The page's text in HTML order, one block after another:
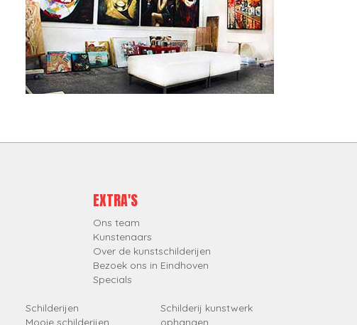
EXTRA'S
Ons team
Kunstenaars
Over de kunstschilderijen
Bezoek ons in Eindhoven
Specials
Schilderijen
Mooie schilderijen
Schilderij kunstwerk
ophangen